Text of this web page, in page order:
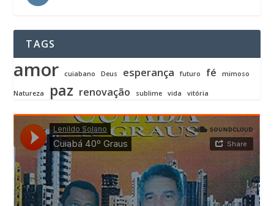
TAGS
amor cuiabano Deus esperança futuro fé mimoso
Natureza paz renovação sublime vida vitória